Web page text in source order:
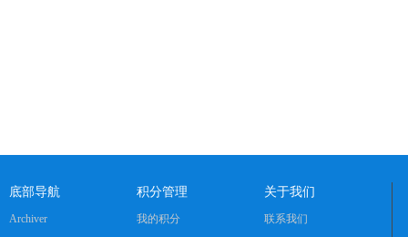
底部导航
Archiver
积分管理
我的积分
关于我们
联系我们